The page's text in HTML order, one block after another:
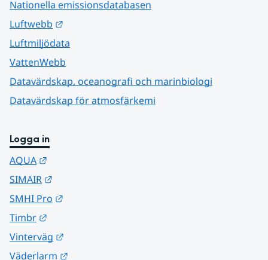
Nationella emissionsdatabasen
Luftwebb
Luftmiljödata
VattenWebb
Datavärdskap, oceanografi och marinbiologi
Datavärdskap för atmosfärkemi
Logga in
AQUA
SIMAIR
SMHI Pro
Timbr
Vinterväg
Väderlarm